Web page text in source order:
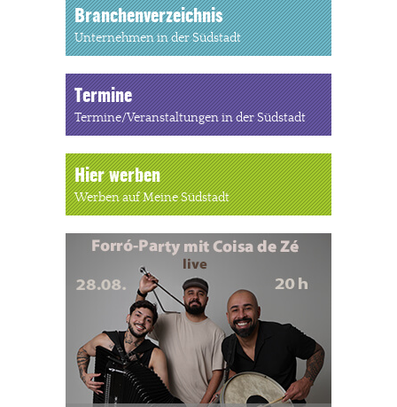
Branchenverzeichnis
Unternehmen in der Südstadt
Termine
Termine/Veranstaltungen in der Südstadt
Hier werben
Werben auf Meine Südstadt